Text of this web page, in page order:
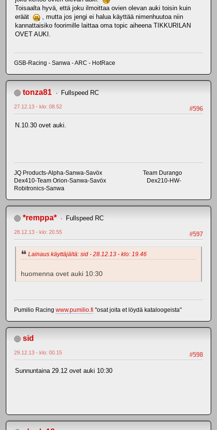
Toisaalta hyvä, että joku ilmoittaa ovien olevan auki toisin kuin
eräät
, mutta jos jengi ei halua käyttää nimenhuutoa niin
kannattaisiko foorimille laittaa oma topic aiheena TIKKURILAN
OVET AUKI.
GSB-Racing - Sanwa - ARC - HotRace
tonza81 Fullspeed RC
#596
27.12.13 - klo: 08.52
N.10.30 ovet auki.
JQ Products-Alpha-Sanwa-Savöx Team Durango
Dex410-Team Orion-Sanwa-Savöx Dex210-HW-
Robitronics-Sanwa
*remppa* Fullspeed RC
#597
28.12.13 - klo: 20.55
Lainaus käyttäjältä: sid - 28.12.13 - klo: 19.46
huomenna ovet auki 10:30
Pumilio Racing www.pumilio.fi "osat joita et löydä kataloogeista"
sid
#598
29.12.13 - klo: 00.15
Sunnuntaina 29.12 ovet auki 10:30